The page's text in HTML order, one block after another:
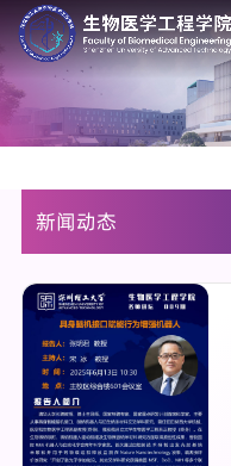
新闻动态